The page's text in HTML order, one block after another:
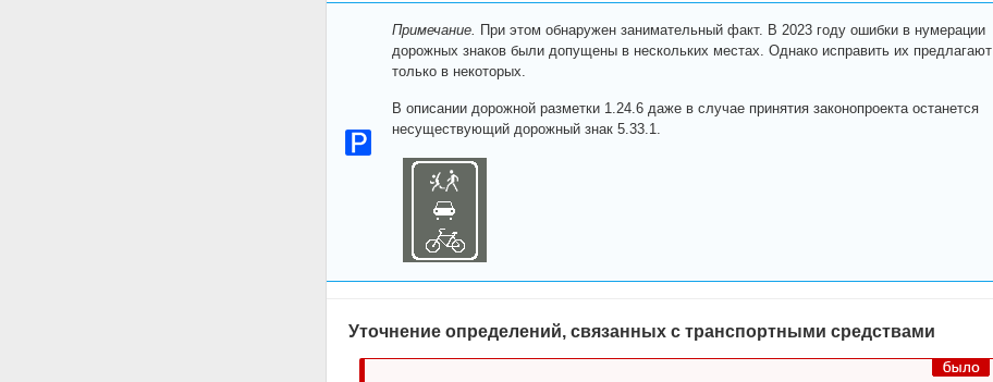
Примечание. При этом обнаружен занимательный факт. В 2023 году ошибки в нумерации
дорожных знаков были допущены в нескольких местах. Однако исправить их предлагают
только в некоторых.
В описании дорожной разметки 1.24.6 даже в случае принятия законопроекта останется
несуществующий дорожный знак 5.33.1.
Уточнение определений, связанных с транспортными средствами